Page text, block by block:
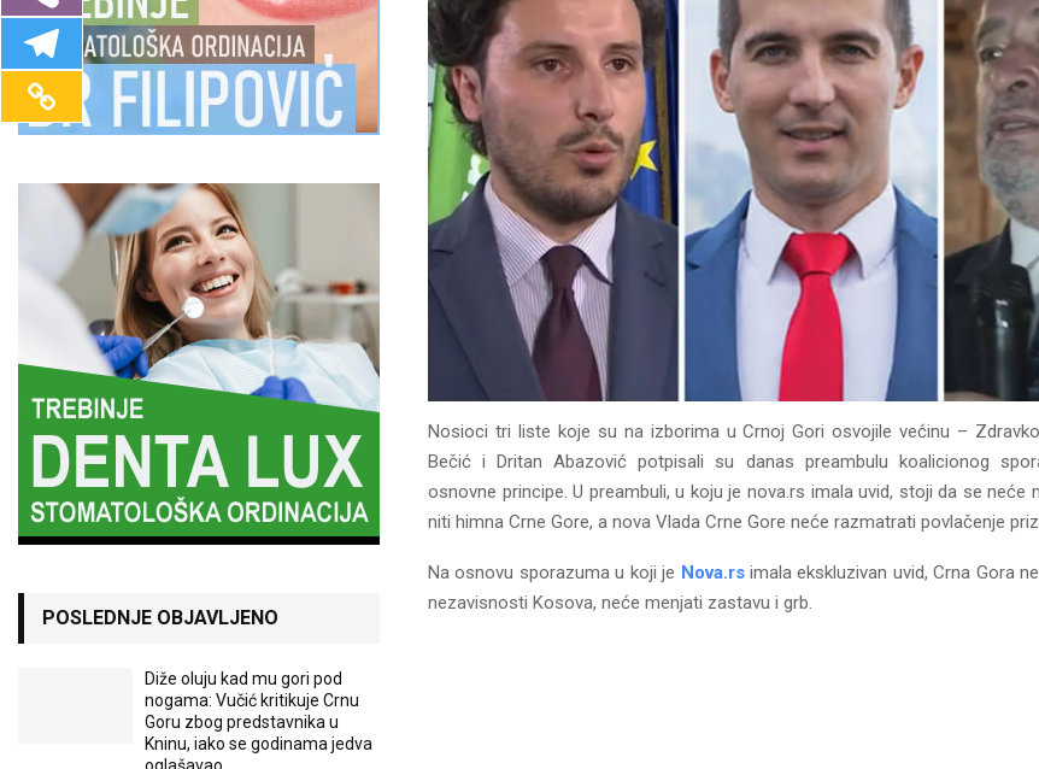
Nosioci tri liste koje su na izborima u Crnoj Gori osvojile većinu –
Bečić i Dritan Abazović potpisali su danas preambulu koalicionog
osnovne principe. U preambuli, u koju je nova.rs imala uvid, stoji da se neće
niti himna Crne Gore, a nova Vlada Crne Gore neće razmatrati povlačenje
Na osnovu sporazuma u koji je Nova.rsimala ekskluzivan uvid, Crna Gora
nezavisnosti Kosova, neće menjati zastavu i grb.
POSLEDNJE OBJAVLJENO
Diže oluju kad mu gori pod
nogama: Vučić kritikuje Crnu
Goru zbog predstavnika u
Kninu, iako se godinama jedva